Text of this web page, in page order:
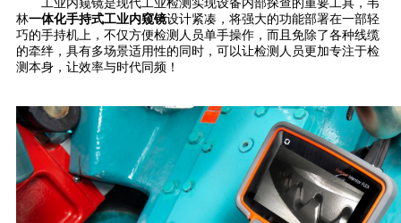
工业内窥镜是现代工业检测实现设备内部探查的重要工具，韦
林一体化手持式工业内窥镜设计紧凑，将强大的功能部署在一部轻
巧的手持机上，不仅方便检测人员单手操作，而且免除了各种线缆
的牵绊，具有多场景适用性的同时，可以让检测人员更加专注于检
测本身，让效率与时代同频！